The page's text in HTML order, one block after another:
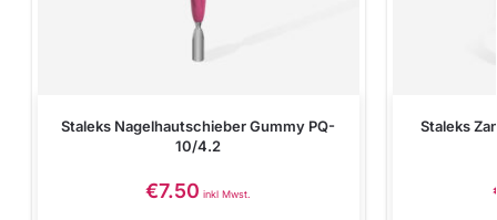
Staleks Nagelhautschieber Gummy PQ-
10/4.2
€7.50 inkl Mwst.
Staleks